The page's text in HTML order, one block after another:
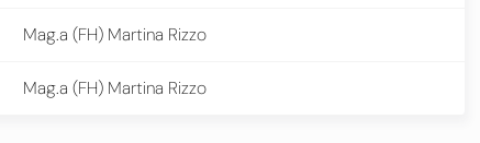
Mag.a (FH) Martina Rizzo
Mag.a (FH) Martina Rizzo